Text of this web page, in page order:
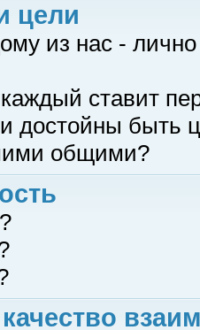
цели
из нас -
ставит
достойны быть
общими?